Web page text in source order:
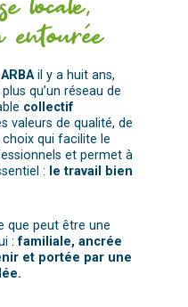
entourée
il y a huit ans,
qu’un réseau de
collectif
valeurs de qualité, de
qui facilite le
et permet à
: le travail bien
que peut être une
:familiale, ancrée
et portée par une